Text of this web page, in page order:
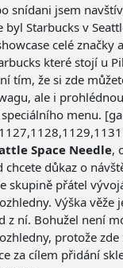
snídani jsem
byl Starbucks v
celé značky
které stojí u
tím, že si zde
ale i
menu.
Space Needle,
důkaz o
skupině přátel
Výška věže
z ní. Bohužel není
protože
za cílem přidání